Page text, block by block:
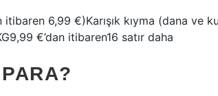
6,99 €)Karışık kıyma (dana ve
€’dan itibaren16 satır daha